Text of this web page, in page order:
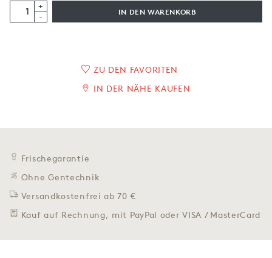
+
-
IN DEN WARENKORB
ZU DEN FAVORITEN
IN DER NÄHE KAUFEN
Frischegarantie
Ohne Gentechnik
Versandkostenfrei ab 70 €
Kauf auf Rechnung, mit PayPal oder VISA / MasterCard